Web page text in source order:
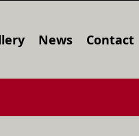
News Contact